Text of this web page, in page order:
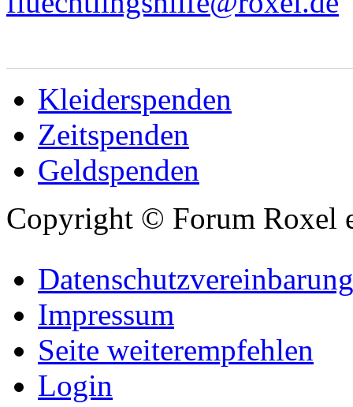
Kleiderspenden
Zeitspenden
Geldspenden
Copyright © Forum Roxel
Datenschutzvereinbarung
Impressum
Seite weiterempfehlen
Login